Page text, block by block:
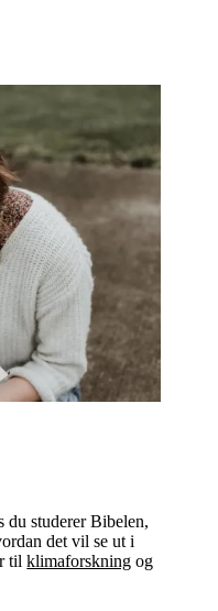
studerer Bibelen,
det vil se ut i
tilklimaforskning og